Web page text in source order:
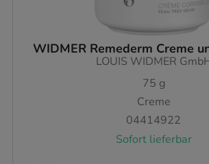
WIDMER Remederm Creme
LOUIS WIDMER
75 g
Creme
04414922
Sofort lieferbar